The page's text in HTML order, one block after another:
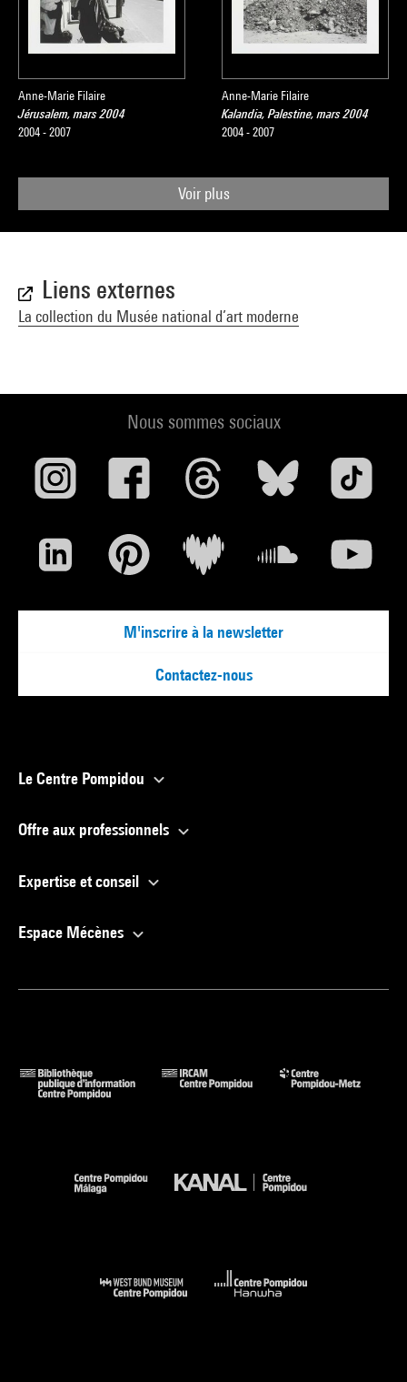
Anne-Marie Filaire
Jérusalem, mars 2004
2004 - 2007
Anne-Marie Filaire
Kalandia, Palestine, mars 2004
2004 - 2007
Voir plus
Liens externes
La collection du Musée national d’art moderne
Nous sommes sociaux
M'inscrire à la newsletter
Contactez-nous
Le Centre Pompidou
Offre aux professionnels
Expertise et conseil
Espace Mécènes